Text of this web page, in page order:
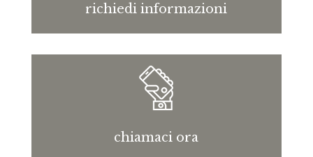
richiedi informazioni
chiamaci ora